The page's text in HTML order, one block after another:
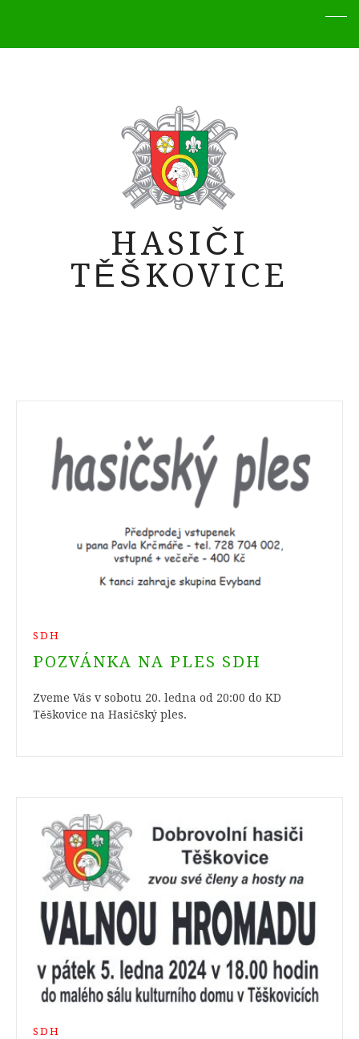
HASIČI
TĚŠKOVICE
SDH
POZVÁNKA NA PLES SDH
Zveme Vás v sobotu 20. ledna od 20:00 do KD
Těškovice na Hasičský ples.
SDH